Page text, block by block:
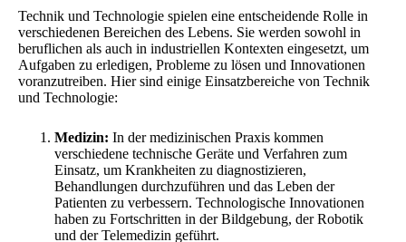
Technik und Technologie spielen eine entscheidende Rolle in
verschiedenen Bereichen des Lebens. Sie werden sowohl in
beruflichen als auch in industriellen Kontexten eingesetzt, um
Aufgaben zu erledigen, Probleme zu lösen und Innovationen
voranzutreiben. Hier sind einige Einsatzbereiche von Technik
und Technologie:
Medizin: In der medizinischen Praxis kommen
verschiedene technische Geräte und Verfahren zum
Einsatz, um Krankheiten zu diagnostizieren,
Behandlungen durchzuführen und das Leben der
Patienten zu verbessern. Technologische Innovationen
haben zu Fortschritten in der Bildgebung, der Robotik
und der Telemedizin geführt.